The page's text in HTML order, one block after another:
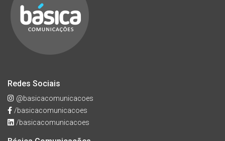
Redes Sociais
@basicacomunicacoes
/basicacomunicacoes
/basicacomunicacoes